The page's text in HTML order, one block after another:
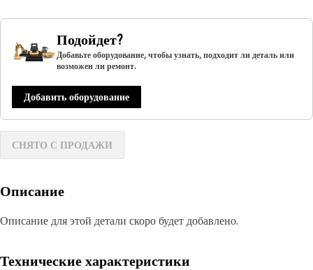
Подойдет?
Добавьте оборудование, чтобы узнать, подходит ли деталь или
возможен ли ремонт.
Добавить оборудование
СНЯТО С ПРОДАЖИ
Описание
Описание для этой детали скоро будет добавлено.
Технические характеристики